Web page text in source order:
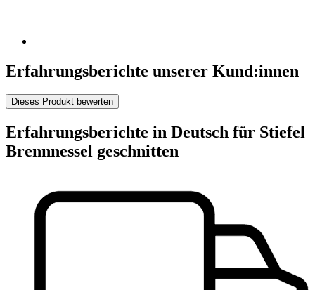
Erfahrungsberichte unserer Kund:innen
Dieses Produkt bewerten
Erfahrungsberichte in Deutsch für Stiefel
Brennnessel geschnitten